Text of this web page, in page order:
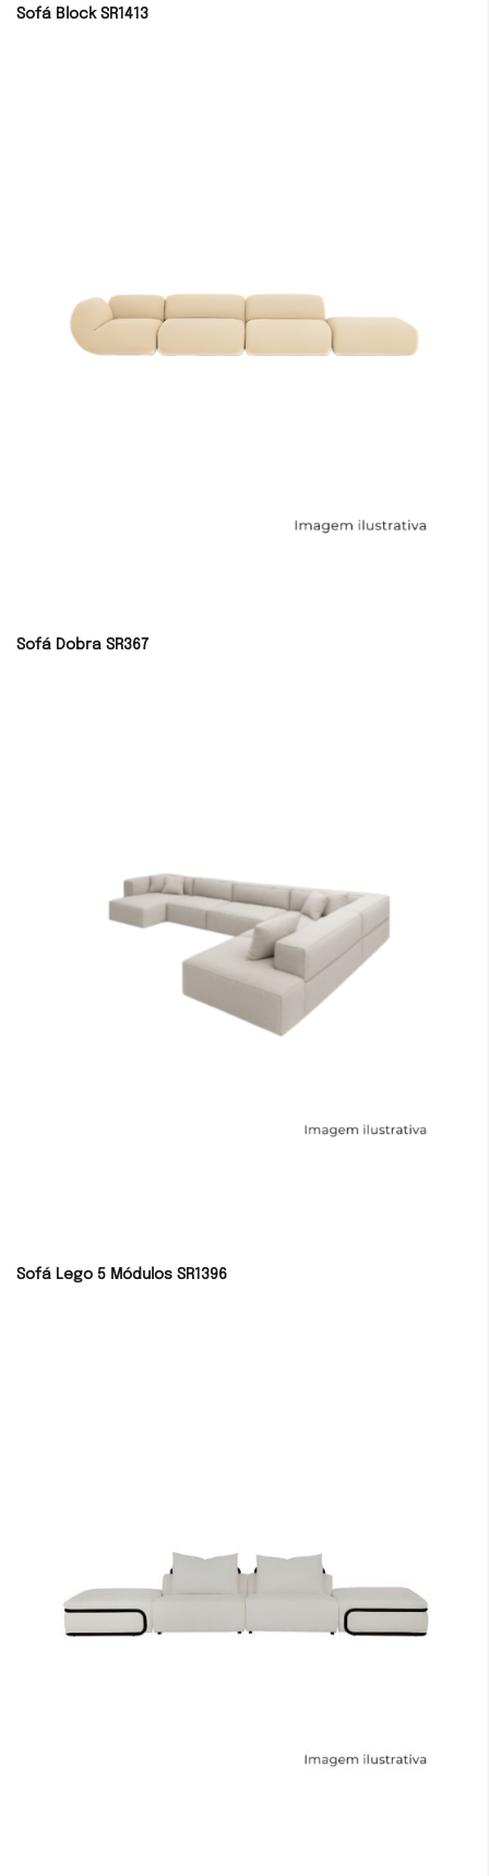
Sofá Block SR1413
Sofá Dobra SR367
Sofá Lego 5 Módulos SR1396